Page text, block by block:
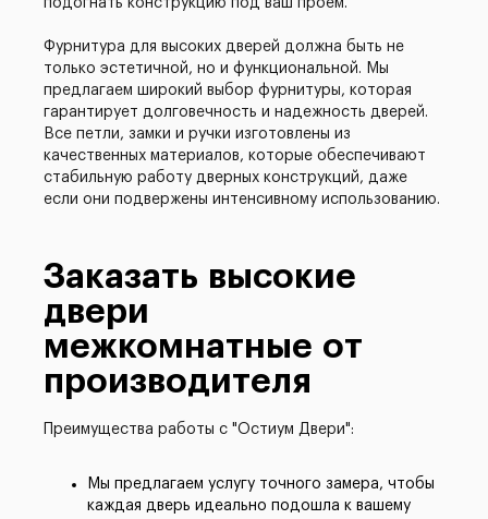
подогнать конструкцию под ваш проем.
Фурнитура для высоких дверей должна быть не
только эстетичной, но и функциональной. Мы
предлагаем широкий выбор фурнитуры, которая
гарантирует долговечность и надежность дверей.
Все петли, замки и ручки изготовлены из
качественных материалов, которые обеспечивают
стабильную работу дверных конструкций, даже
если они подвержены интенсивному использованию.
Заказать высокие
двери
межкомнатные от
производителя
Преимущества работы с "Остиум Двери":
Мы предлагаем услугу точного замера, чтобы
каждая дверь идеально подошла к вашему